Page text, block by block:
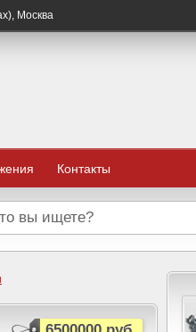
Москва
Контакты